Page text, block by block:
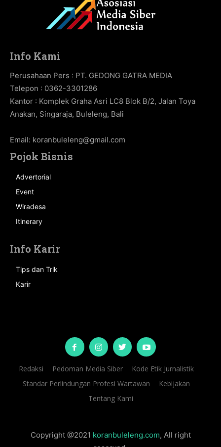
Info Kami
Perusahaan Pers : PT. GEDONG GATRA MEDIA
Telepon : 0362-3301286
Kantor : Komplek Graha Asri LC8 Blok B/2, Jalan Toya
Anakan, Singaraja, Buleleng, Bali
Email: koranbuleleng@gmail.com
Pojok Bisnis
Advertorial
Event
Wiradesa
Itinerary
Info Karir
Tips dan Trik
Karir
Redaksi Pedoman Media Siber
Kode Etik Jurnalistik
Standar Perlindungan Profesi Wartawan
Kebijakan
Tentang Kami
Copyright @2021 koranbuleleng.com, All right